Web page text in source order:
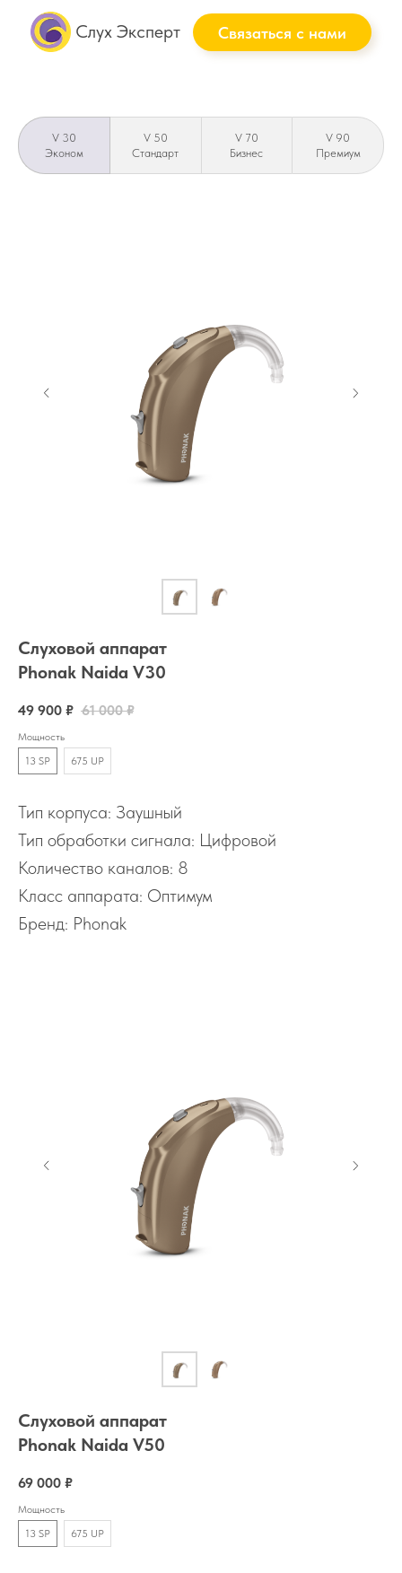
Связаться с нами
Слух Эксперт
V 30
Эконом
V 50
Стандарт
V 70
Бизнес
V 90
Премиум
Слуховой аппарат
Phonak Naida V30
49 900 ₽ 61 000 ₽
Мощность
13 SP
675 UP
Тип корпуса: Заушный
Тип обработки сигнала: Цифровой
Количество каналов: 8
Класс аппарата: Оптимум
Бренд: Phonak
Слуховой аппарат
Phonak Naida V50
69 000 ₽
Мощность
13 SP
675 UP